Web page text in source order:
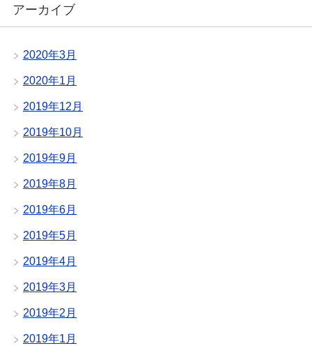
アーカイブ
2020年3月
2020年1月
2019年12月
2019年10月
2019年9月
2019年8月
2019年6月
2019年5月
2019年4月
2019年3月
2019年2月
2019年1月